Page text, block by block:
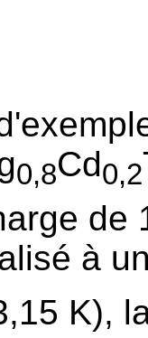
0,8Cd0,2
de
à
K),